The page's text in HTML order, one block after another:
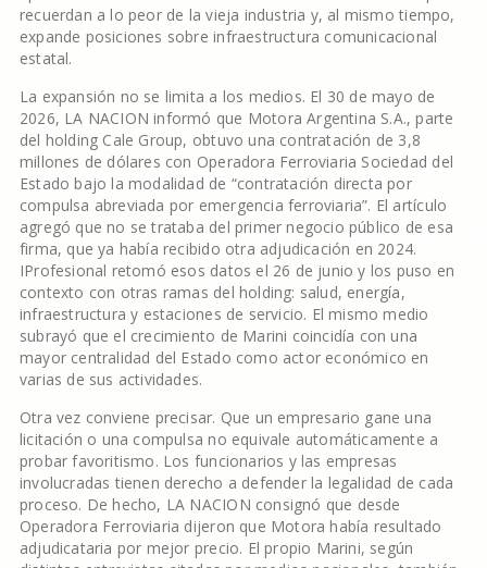
recuerdan a lo peor de la vieja industria y, al mismo tiempo,
expande posiciones sobre infraestructura comunicacional
estatal.
La expansión no se limita a los medios. El 30 de mayo de
2026, LA NACION informó que Motora Argentina S.A., parte
del holding Cale Group, obtuvo una contratación de 3,8
millones de dólares con Operadora Ferroviaria Sociedad del
Estado bajo la modalidad de “contratación directa por
compulsa abreviada por emergencia ferroviaria”. El artículo
agregó que no se trataba del primer negocio público de esa
firma, que ya había recibido otra adjudicación en 2024.
IProfesional retomó esos datos el 26 de junio y los puso en
contexto con otras ramas del holding: salud, energía,
infraestructura y estaciones de servicio. El mismo medio
subrayó que el crecimiento de Marini coincidía con una
mayor centralidad del Estado como actor económico en
varias de sus actividades.
Otra vez conviene precisar. Que un empresario gane una
licitación o una compulsa no equivale automáticamente a
probar favoritismo. Los funcionarios y las empresas
involucradas tienen derecho a defender la legalidad de cada
proceso. De hecho, LA NACION consignó que desde
Operadora Ferroviaria dijeron que Motora había resultado
adjudicataria por mejor precio. El propio Marini, según